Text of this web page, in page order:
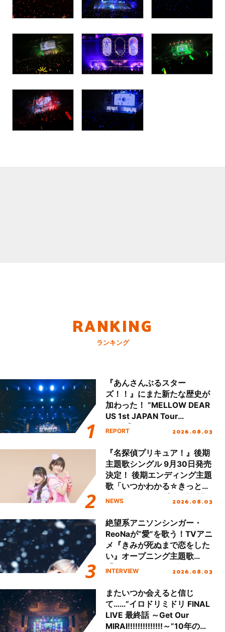
RANKING
ランキング
『あんさんぶるスター
ズ！！』にまた新たな歴史が
加わった！ “MELLOW DEAR
US 1st JAPAN Tour
Final「NICE to meet YOU
ート!!
REPORT 2026.08.03
『名探偵プリキュア！』後期
主題歌シングル 9月30日発売
決定！ 後期エンディング主題
歌「いつかわかる☆きっとあ
える」TVサイズ先行配信開
NEWS 2026.08.03
絶望系アニソンシンガー・
ReoNaが“愛”を歌う！TVアニ
メ『きみが死ぬまで恋をした
い』オープニング主題歌
「Amore」インタビュー
INTERVIEW 2026.08.03
またいつか会えると信じ
て……“イロドリミドリ FINAL
LIVE 最終話 ～Get Our
MIRAI!!!!!!!!!!!!!!～”10年の活